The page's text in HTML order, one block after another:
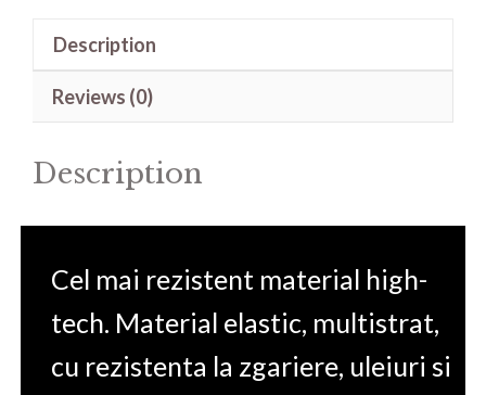
Description
Reviews (0)
Description
Cel mai rezistent material high-
tech. Material elastic, multistrat,
cu rezistenta la zgariere, uleiuri si